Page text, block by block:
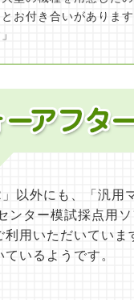
お付き合いがありま
以外にも、「汎用
ンター模試採点用
用いただいていま
いるようです。